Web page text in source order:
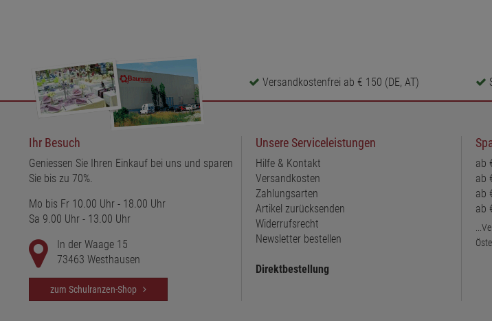
Versandkostenfrei ab € 150 (DE, AT)
Ihr Besuch
Geniessen Sie Ihren Einkauf bei uns und sparen
Sie bis zu 70%.
Mo bis Fr 10.00 Uhr - 18.00 Uhr
Sa 9.00 Uhr - 13.00 Uhr
In der Waage 15
73463 Westhausen
zum Schulranzen-Shop
Unsere Serviceleistungen
Hilfe & Kontakt
Versandkosten
Zahlungsarten
Artikel zurücksenden
Widerrufsrecht
Newsletter bestellen
Direktbestellung
ab
ab
ab
ab